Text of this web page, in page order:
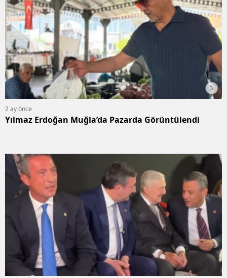
2 ay önce
Yılmaz Erdoğan Muğla’da Pazarda Görüntülendi